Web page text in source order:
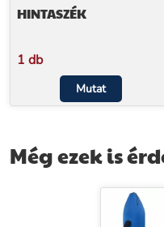
HINTASZÉK
1 db
Mutat
Még ezek is